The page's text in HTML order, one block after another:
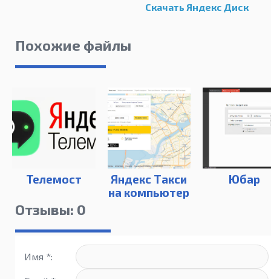
Скачать Яндекс Диск
Похожие файлы
Телемост
Яндекс Такси
на компьютер
Юбар
Отзывы: 0
Имя *: